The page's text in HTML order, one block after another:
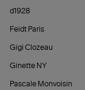
d1928
Feidt Paris
Gigi Clozeau
Ginette NY
Pascale Monvoisin